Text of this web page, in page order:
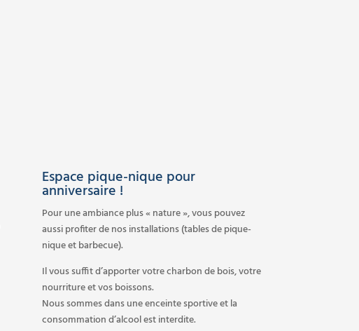
Espace pique-nique pour
anniversaire !
Pour une ambiance plus « nature », vous pouvez
aussi profiter de nos installations (tables de pique-
nique et barbecue).
Il vous suffit d’apporter votre charbon de bois, votre
nourriture et vos boissons.
Nous sommes dans une enceinte sportive et la
consommation d’alcool est interdite.